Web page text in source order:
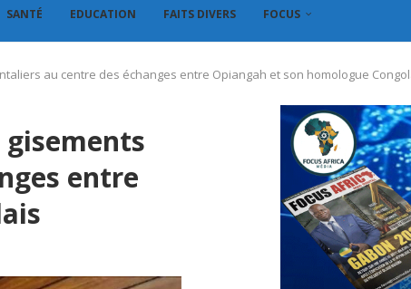
SANTÉ EDUCATION FAITS DIVERS FOCUS
au centre des échanges entre Opiangah et son homologue
entre